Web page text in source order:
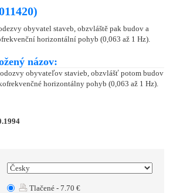
obyvatel staveb, obzvláště pak budov a
horizontální pohyb (0,063 až 1 Hz).
názov:
obyvateľov stavieb, obzvlášť potom budov
horizontálny pohyb (0,063 až 1 Hz).
Tlačené - 7.70 €